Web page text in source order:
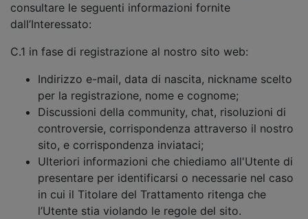
consultare le seguenti informazioni fornite
dall’Interessato:
C.1 in fase di registrazione al nostro sito web:
Indirizzo e-mail, data di nascita, nickname scelto
per la registrazione, nome e cognome;
Discussioni della community, chat, risoluzioni di
controversie, corrispondenza attraverso il nostro
sito, e corrispondenza inviataci;
Ulteriori informazioni che chiediamo all'Utente di
presentare per identificarsi o necessarie nel caso
in cui il Titolare del Trattamento ritenga che
l’Utente stia violando le regole del sito.